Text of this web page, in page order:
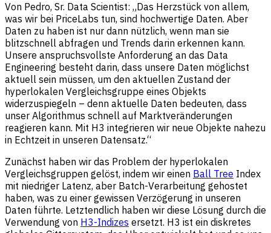
Von Pedro, Sr. Data Scientist: „Das Herzstück von allem,
was wir bei PriceLabs tun, sind hochwertige Daten. Aber
Daten zu haben ist nur dann nützlich, wenn man sie
blitzschnell abfragen und Trends darin erkennen kann.
Unsere anspruchsvollste Anforderung an das Data
Engineering besteht darin, dass unsere Daten möglichst
aktuell sein müssen, um den aktuellen Zustand der
hyperlokalen Vergleichsgruppe eines Objekts
widerzuspiegeln – denn aktuelle Daten bedeuten, dass
unser Algorithmus schnell auf Marktveränderungen
reagieren kann. Mit H3 integrieren wir neue Objekte nahezu
in Echtzeit in unseren Datensatz.“
Zunächst haben wir das Problem der hyperlokalen
Vergleichsgruppen gelöst, indem wir einen Ball Tree Index
mit niedriger Latenz, aber Batch-Verarbeitung gehostet
haben, was zu einer gewissen Verzögerung in unseren
Daten führte. Letztendlich haben wir diese Lösung durch die
Verwendung von H3-Indizes ersetzt. H3 ist ein diskretes